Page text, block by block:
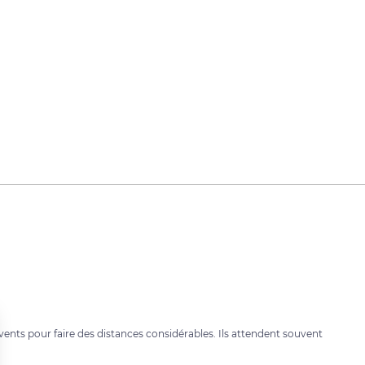
pour faire des distances considérables. Ils attendent souvent